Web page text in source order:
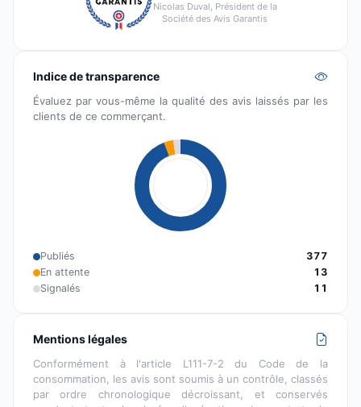
Nicolas Duval, Président de la
Société des Avis Garantis
Indice de transparence
Évaluez par vous-même la qualité des avis laissés par les
clients de ce commerçant.
Publiés
377
En attente
13
Signalés
11
Mentions légales
Conformément à l'article L111-7-2 du Code de la
consommation, les avis sont soumis à un contrôle, classés
par ordre chronologique décroissant, et conservés